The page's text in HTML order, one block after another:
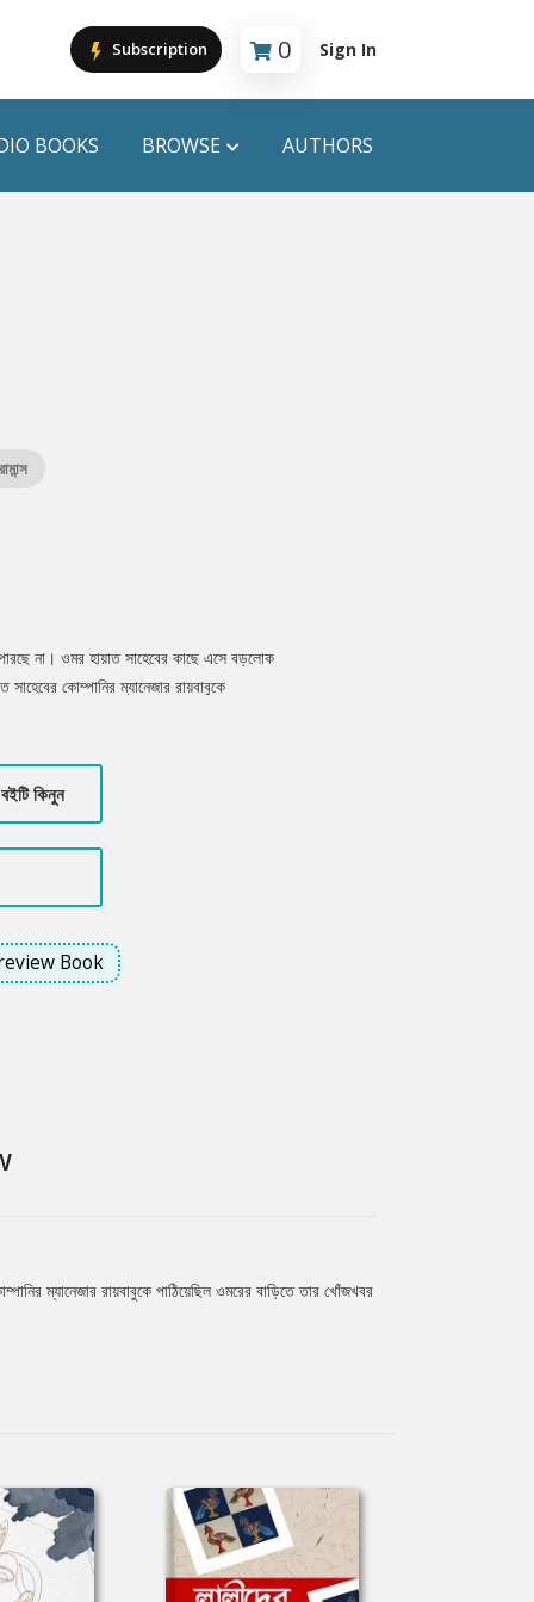
Subscription 0
Cart is empty
Sign In
BOOKS BROWSE AUTHORS
না। ওমর হায়াত সাহেবের কাছে এসে বড়লোক
কোম্পানির ম্যানেজার রায়বাবুকে
এ কেমন ভুল, আসলে কি ওমর মোজাফফর
বইটি কিনুন
Book
ম্যানেজার রায়বাবুকে পাঠিয়েছিল ওমরের বাড়িতে তার খোঁজখবর